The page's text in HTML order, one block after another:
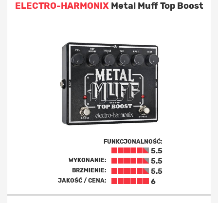
ELECTRO-HARMONIXMetal Muff Top Boost
FUNKCJONALNOŚĆ:
5.5
WYKONANIE: 5.5
BRZMIENIE: 5.5
JAKOŚĆ / CENA: 6